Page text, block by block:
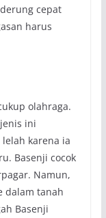
cepat
harus
olahraga.
ini
karena ia
Basenji cocok
Namun,
dalam tanah
Basenji